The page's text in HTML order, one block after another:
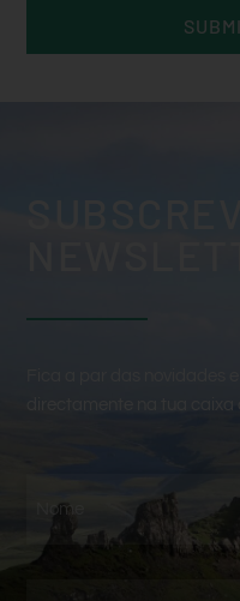
directamente na tua caixa